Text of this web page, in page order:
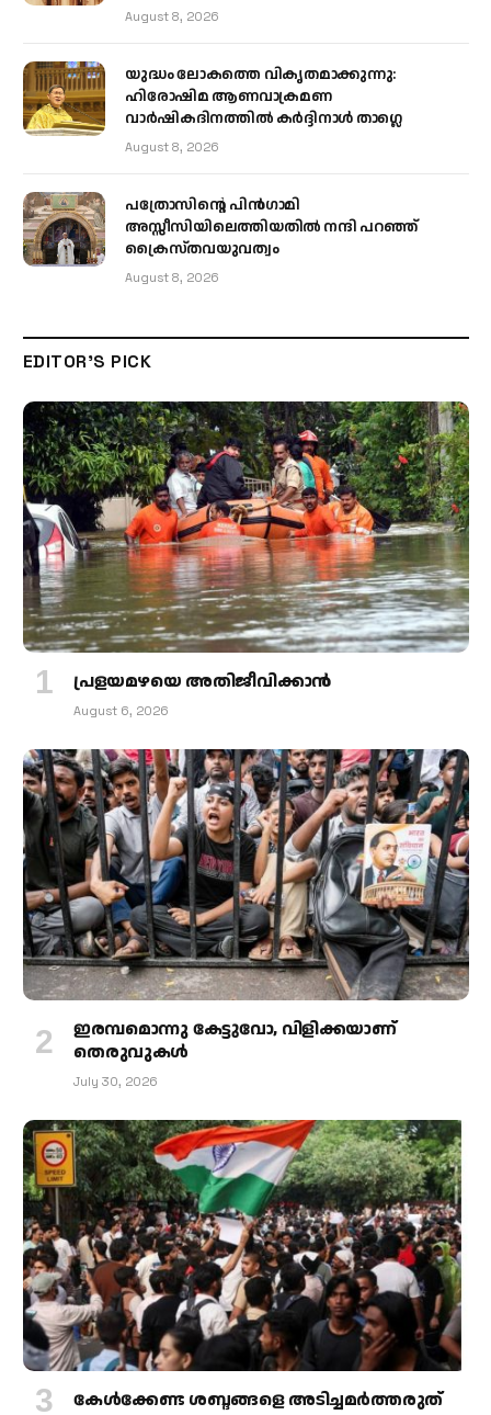
August 8, 2026
യുദ്ധം ലോകത്തെ വികൃതമാക്കുന്നു:
ഹിരോഷിമ ആണവാക്രമണ
വാർഷികദിനത്തിൽ കർദ്ദിനാൾ താഗ്ലെ
August 8, 2026
പത്രോസിന്റെ പിൻഗാമി
അസ്സീസിയിലെത്തിയതിൽ നന്ദി പറഞ്ഞ്
ക്രൈസ്തവയുവത്വം
August 8, 2026
EDITOR'S PICK
പ്രളയമഴയെ അതിജീവിക്കാന്‍
August 6, 2026
ഇരമ്പമൊന്നു കേട്ടുവോ, വിളിക്കയാണ്
തെരുവുകള്‍
July 30, 2026
കേള്‍ക്കേണ്ട ശബ്ദങ്ങളെ അടിച്ചമര്‍ത്തരുത്